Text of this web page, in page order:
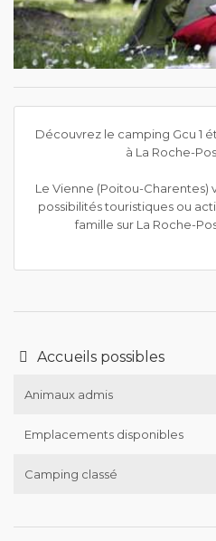
Découvrez le camping Gcu 1
à La Roche-
Le Vienne (Poitou-Charentes)
possibilités touristiques ou
famille sur La Roche-
Accueils possibles
Animaux admis
Emplacements disponibles
Camping classé